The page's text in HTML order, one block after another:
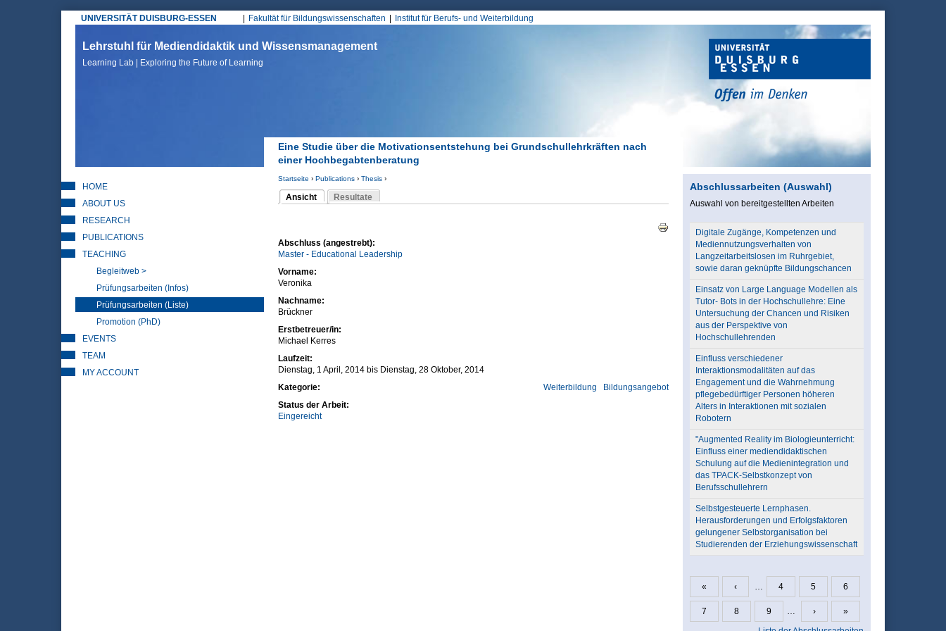
UNIVERSITÄT DUISBURG-ESSEN
Hauptmenü
Fakultät für Bildungswissenschaften Institut für Berufs- und Weiterbildung
Lehrstuhl für Mediendidaktik und Wissensmanagement
Learning Lab | Exploring the Future of Learning
Eine Studie über die Motivationsentstehung bei Grundschullehrkräften nach
einer Hochbegabtenberatung
Sie sind hier
Startseite › Publications› Thesis›
Ansicht
(aktiver Reiter)
Resultate
Abschluss (angestrebt):
Master - Educational Leadership
Vorname:
Veronika
Nachname:
Brückner
Erstbetreuer/in:
Michael Kerres
Laufzeit:
Dienstag, 1 April, 2014bis Dienstag, 28 Oktober, 2014
Kategorie:
Bildungsangebot
Weiterbildung
Status der Arbeit:
Eingereicht
HOME
ABOUT US
RESEARCH
PUBLICATIONS
TEACHING
Begleitweb >
Prüfungsarbeiten (Infos)
Prüfungsarbeiten (Liste)
Promotion (PhD)
EVENTS
TEAM
MY ACCOUNT
Abschlussarbeiten (Auswahl)
Auswahl von bereitgestellten Arbeiten
Digitale Zugänge, Kompetenzen und
Mediennutzungsverhalten von
Langzeitarbeitslosen im Ruhrgebiet,
sowie daran geknüpfte Bildungschancen
Einsatz von Large Language Modellen als
Tutor- Bots in der Hochschullehre: Eine
Untersuchung der Chancen und Risiken
aus der Perspektive von
Hochschullehrenden
Einfluss verschiedener
Interaktionsmodalitäten auf das
Engagement und die Wahrnehmung
pflegebedürftiger Personen höheren
Alters in Interaktionen mit sozialen
Robotern
"Augmented Reality im Biologieunterricht:
Einfluss einer mediendidaktischen
Schulung auf die Medienintegration und
das TPACK-Selbstkonzept von
Berufsschullehrern
Selbstgesteuerte Lernphasen.
Herausforderungen und Erfolgsfaktoren
gelungener Selbstorganisation bei
Studierenden der Erziehungswissenschaft
Seiten
« ‹ … 4 5 6
7 8 9 … ›
»